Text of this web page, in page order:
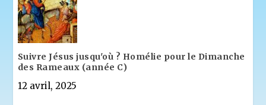
Suivre Jésus jusqu'où ? Homélie pour le Dimanche
des Rameaux (année C)
12 avril, 2025